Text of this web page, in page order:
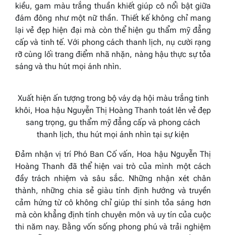
kiều, gam màu trắng thuần khiết giúp cô nổi bật giữa
đám đông như một nữ thần. Thiết kế không chỉ mang
lại vẻ đẹp hiện đại mà còn thể hiện gu thẩm mỹ đẳng
cấp và tinh tế. Với phong cách thanh lịch, nụ cười rạng
rỡ cùng lối trang điểm nhã nhặn, nàng hậu thực sự tỏa
sáng và thu hút mọi ánh nhìn.
Xuất hiện ấn tượng trong bộ váy dạ hội màu trắng tinh
khôi, Hoa hậu Nguyễn Thị Hoàng Thanh toát lên vẻ đẹp
sang trọng, gu thẩm mỹ đẳng cấp và phong cách
thanh lịch, thu hút mọi ánh nhìn tại sự kiện
Đảm nhận vị trí Phó Ban Cố vấn, Hoa hậu Nguyễn Thị
Hoàng Thanh đã thể hiện vai trò của mình một cách
đầy trách nhiệm và sâu sắc. Những nhận xét chân
thành, những chia sẻ giàu tính định hướng và truyền
cảm hứng từ cô không chỉ giúp thí sinh tỏa sáng hơn
mà còn khẳng định tính chuyên môn và uy tín của cuộc
thi năm nay. Bằng vốn sống phong phú và trải nghiệm